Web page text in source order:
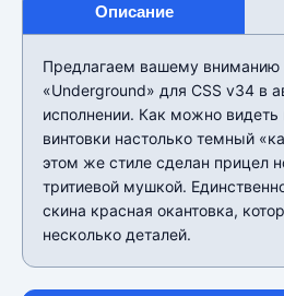
Описание
Предлагаем вашему вниманию
«Underground» для CSS v34 в
исполнении. Как можно видеть
винтовки настолько темный
этом же стиле сделан прицел
тритиевой мушкой.
скина красная окантовка,
несколько деталей.